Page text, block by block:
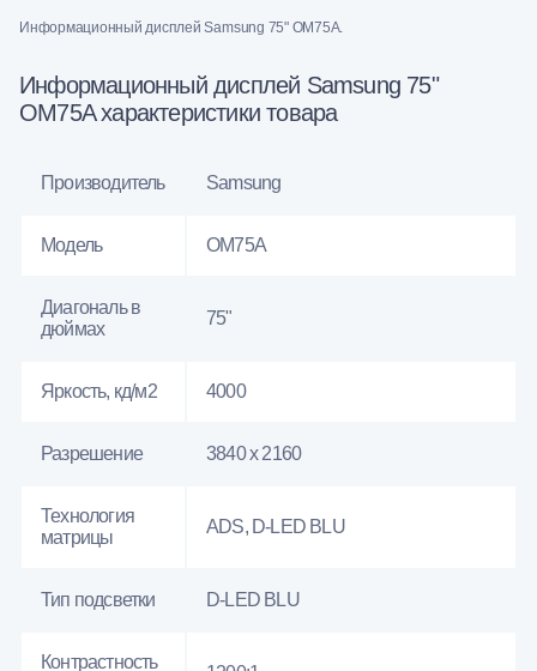
Информационный дисплей Samsung 75" OM75A.
Информационный дисплей Samsung 75"
OM75A характеристики товара
Производитель Samsung
Модель OM75A
Диагональ в
дюймах
75"
Яркость, кд/м2 4000
Разрешение 3840 x 2160
Технология
матрицы
ADS, D-LED BLU
Тип подсветки D-LED BLU
Контрастность